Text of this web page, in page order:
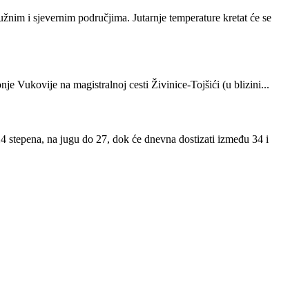
i sjevernim područjima. Jutarnje temperature kretat će se
Vukovije na magistralnoj cesti Živinice-Tojšići (u blizini...
stepena, na jugu do 27, dok će dnevna dostizati između 34 i